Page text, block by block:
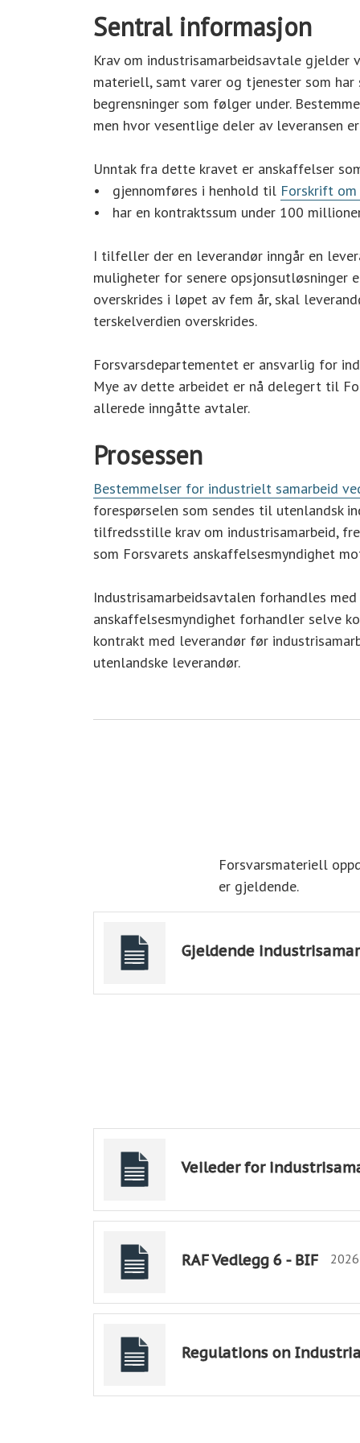
Sentral informasjon
Krav om industrisamarbeidsavtale
materiell, samt varer og tjenester som
begrensninger som følger under.
men hvor vesentlige deler av leveransen
Unntak fra dette kravet er anskaffelser
• gjennomføres i henhold til Forskrift
• har en kontraktssum under 100
I tilfeller der en leverandør inngår en
muligheter for senere
overskrides i løpet av fem år, skal
terskelverdien overskrides.
Forsvarsdepartementet er ansvarlig for
Mye av dette arbeidet er nå delegert til
allerede inngåtte avtaler.
Prosessen
Bestemmelser for industrielt samarbeid
forespørselen som sendes til utenlandsk
tilfredsstille krav om industrisamarbeid,
som Forsvarets anskaffelsesmyndighet
Industrisamarbeidsavtalen forhandles
anskaffelsesmyndighet forhandler selve
kontrakt med leverandør før
utenlandske leverandør.
Forsvarsmateriell
er gjeldende.
Gjeldende
Veileder for
RAF Vedlegg 6 - BIF
Regulations on